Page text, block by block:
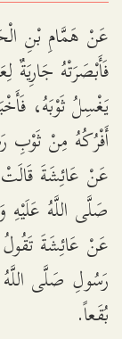
عَنْ هَمَّامِ بْنِ
فَأَبْصَرَتْهُ جَارِيَةٌ
يَغْسِلُ ثَوْبَهُ،
أَفْرُكُهُ مِنْ ثَوْبِ
عَنْ عَائِشَةَ
صَلَّى اللَّهُ
عَنْ عَائِشَةَ
رَسُولِ صَلَّى
بُقَعاً.